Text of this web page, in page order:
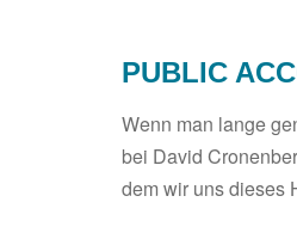
PUBLIC
Wenn man lange
bei David
dem wir uns dieses